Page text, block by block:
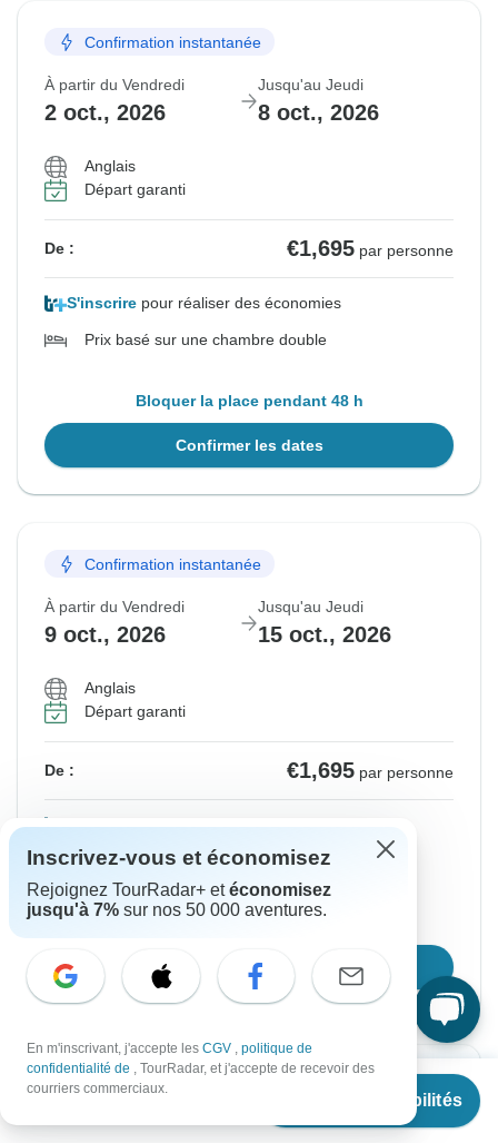
À partir de
Voir les disponibilités
Confirmation instantanée
À partir du Vendredi
2 oct., 2026
Jusqu'au Jeudi
8 oct., 2026
Anglais
Départ garanti
De : €1,695 par personne
S'inscrire pour réaliser des économies
Prix basé sur une chambre double
Bloquer la place pendant 48 h
Confirmer les dates
Confirmation instantanée
À partir du Vendredi
9 oct., 2026
Jusqu'au Jeudi
15 oct., 2026
Anglais
Départ garanti
De : €1,695 par personne
S'inscrirepour réaliser des économies
Prix basé sur une chambre double
Confirmer les dates
Confirmation instantanée
À partir du Vendredi Jusqu'au Jeudi
Inscrivez-vous et économisez
Rejoignez TourRadar+ etéconomisez
jusqu'à 7% sur nos 50 000 aventures.
En m'inscrivant, j'accepte les CGV , politique de
confidentialité de , TourRadar, et j'accepte de recevoir des
courriers commerciaux.